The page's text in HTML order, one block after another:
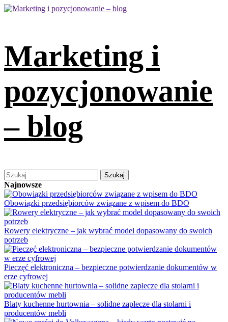
Skip
Marketing i
pozycjonowanie
– blog
Primary
Menu
Szukaj:
Najnowsze
Obowiązki przedsiębiorców związane z wpisem do BDO
Rowery elektryczne – jak wybrać model dopasowany do swoich
potrzeb
Pieczęć elektroniczna – bezpieczne potwierdzanie dokumentów w
erze cyfrowej
Blaty kuchenne hurtownia – solidne zaplecze dla stolarni i
producentów mebli